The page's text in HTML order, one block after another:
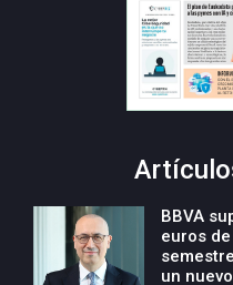
BBVA
euros
un